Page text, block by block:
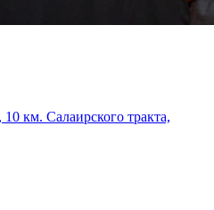
км. Салаирского тракта,